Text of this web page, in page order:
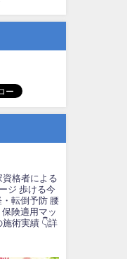
格者による
ジ 歩ける今
転倒予防腰
保険適用マッ
術実績👇詳